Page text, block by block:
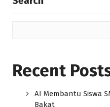
Recent
AI Membantu Siswa
Bakat